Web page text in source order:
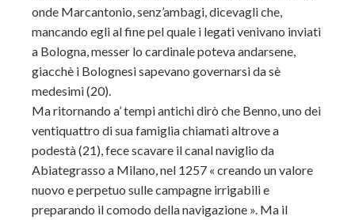
onde Marcantonio, senz’ambagi, dicevagli che,
mancando egli al fine pel quale i legati venivano inviati
a Bologna, messer lo cardinale poteva andarsene,
giacchè i Bolognesi sapevano governarsi da sè
medesimi (20).
Ma ritornando a’ tempi antichi dirò che Benno, uno dei
ventiquattro di sua famiglia chiamati altrove a
podestà (21), fece scavare il canal naviglio da
Abiategrasso a Milano, nel 1257 « creando un valore
nuovo e perpetuo sulle campagne irrigabili e
preparando il comodo della navigazione ». Ma il